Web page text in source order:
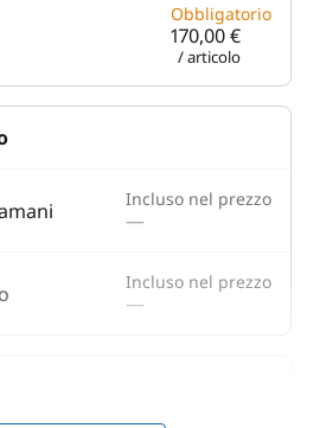
Obbligatorio
170,00 €
/ articolo
Incluso nel prezzo
—
Incluso nel prezzo
—